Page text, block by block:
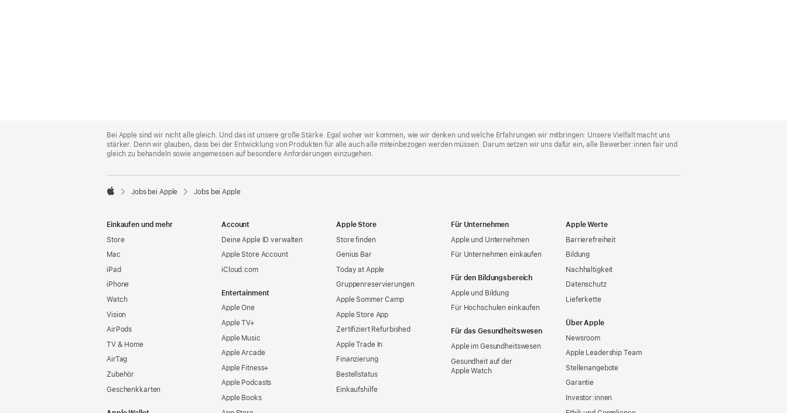
Footer
Bei Apple sind wir nicht alle gleich. Und das ist unsere große Stärke. Egal woher wir kommen, wie wir denken und welche Erfahrungen wir mitbringen: Unsere Vielfalt macht uns
stärker. Denn wir glauben, dass bei der Entwicklung von Produkten für alle auch alle miteinbezogen werden müssen. Darum setzen wir uns dafür ein, alle Bewerber:innen fair und
gleich zu behandeln sowie angemessen auf besondere Anforderungen einzugehen.

Jobs bei Apple Jobs bei Apple
Einkaufen und mehr
Store
Mac
iPad
iPhone
Watch
Vision
AirPods
TV & Home
AirTag
Zubehör
Geschenkkarten
Account
Deine Apple ID verwalten
Apple Store Account
iCloud.com
Entertainment
Apple One
Apple TV+
Apple Music
Apple Arcade
Apple Fitness+
Apple Podcasts
Apple Books
Apple Store
Store finden
Genius Bar
Today at Apple
Gruppen­reservierungen
Apple Sommer Camp
Apple Store App
Zertifiziert Refurbished
Apple Trade In
Finanzierung
Bestellstatus
Einkaufshilfe
Für Unternehmen
Apple und Unternehmen
Für Unternehmen einkaufen
Für den Bildungsbereich
Apple und Bildung
Für Hochschulen einkaufen
Für das Gesundheitswesen
Apple im Gesundheitswesen
Gesundheit auf der
Apple Watch
Apple Werte
Barrierefreiheit
Bildung
Nachhaltigkeit
Datenschutz
Lieferkette
Über Apple
Newsroom
Apple Leadership Team
Stellenangebote
Garantie
Investor:innen